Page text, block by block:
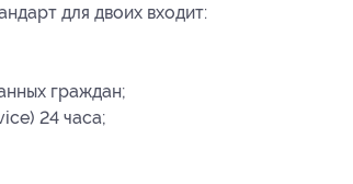
для двоих входит:
граждан;
24 часа;